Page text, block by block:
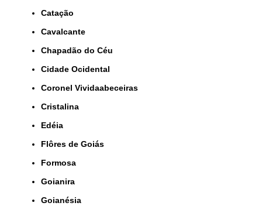
Catação
Cavalcante
Chapadão do Céu
Cidade Ocidental
Coronel Vividaabeceiras
Cristalina
Edéia
Flôres de Goiás
Formosa
Goianira
Goianésia